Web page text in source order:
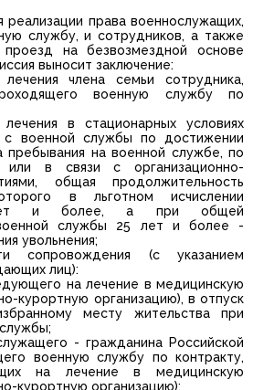
реализации права военнослужащих,
службу, и сотрудников, а также
на безвозмездной основе
выносит заключение:
члена семьи сотрудника,
военную службу по
в стационарных условиях
с военной службы по достижении
пребывания на военной службе, по
или в связи с организационно-
общая продолжительность
в льготном исчислении
и более, а при общей
службы 25 лет и более -
увольнения;
сопровождения (с указанием
лиц):
на лечение в медицинскую
курортную организацию), в отпуск
месту жительства при
- гражданина Российской
военную службу по контракту,
на лечение в медицинскую
курортную организацию);